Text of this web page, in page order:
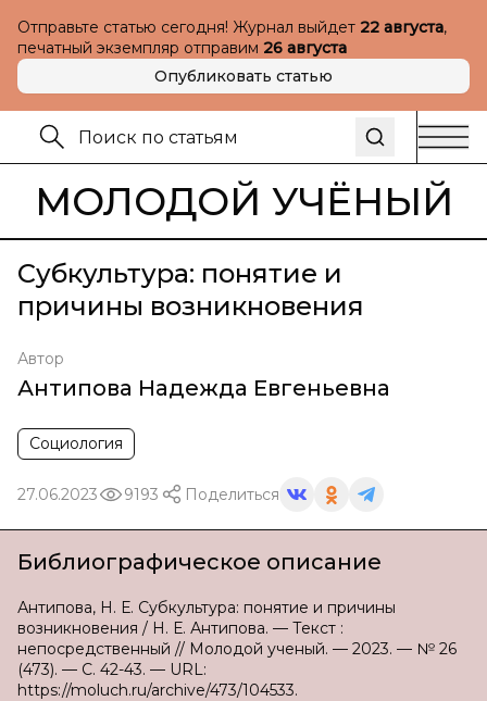
Отправьте статью сегодня! Журнал выйдет 22 августа,
печатный экземпляр отправим 26 августа
Опубликовать статью
МОЛОДОЙ УЧЁНЫЙ
Субкультура: понятие и
причины возникновения
Автор
Антипова Надежда Евгеньевна
Социология
27.06.2023 9193 Поделиться
Библиографическое описание
Антипова, Н. Е. Субкультура: понятие и причины
возникновения / Н. Е. Антипова. — Текст :
непосредственный // Молодой ученый. — 2023. — № 26
(473). — С. 42-43. — URL:
https://moluch.ru/archive/473/104533.